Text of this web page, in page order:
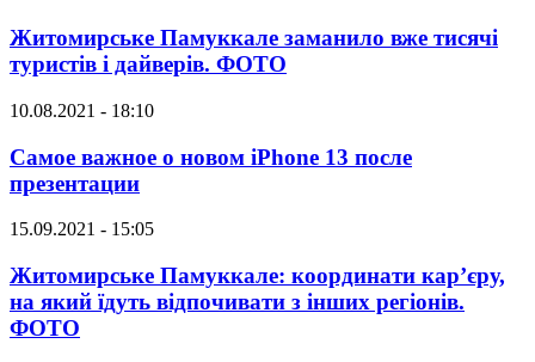
Житомирське Памуккале заманило вже тисячі
туристів і дайверів. ФОТО
10.08.2021 - 18:10
Самое важное о новом iPhone 13 после
презентации
15.09.2021 - 15:05
Житомирське Памуккале: координати кар’єру,
на який їдуть відпочивати з інших регіонів.
ФОТО